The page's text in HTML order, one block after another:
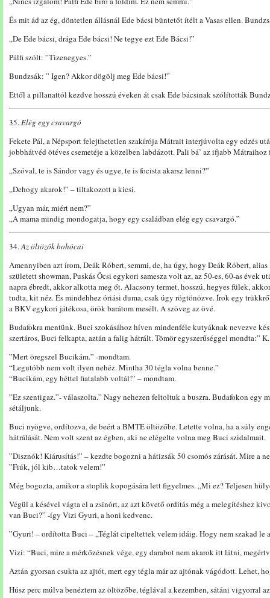
És mit ád az ég, döntetlen állásnál Ede bácsi büntetőt ítélt a Vasas ellen.
„De Ede bácsi, drága Ede bácsi! Ne tegye ezt Ede Bácsi!”
Pálfi szólt: ”Tizenegyes.”
Bundzsák: ” Igen? Akkor dögölj meg Ede bácsi!”
Ettől a pillanattól kezdve hosszú éveken át csak Ede bácsinak szólították
35.Elég egy csavargó
Fekete Pál, a Népsport felejthetetlen szakírója Mátrait interjúvolta egy edzés
jobbhátvéd ötéves csemetéje a közelben labdázott. Pali bá’ az ifjabb
„Szóval, te is Sándor vagy és ugye, te is focista akarsz lenni?”
„Dehogy akarok!” – tiltakozott a kicsi.
„Ugyan már, miért nem?”
„A mama mindig mondogatja, hogy egy családban elég egy csavargó.”
34.Az öltözők bohócai
Amennyiben azt írom, Deák Róbert, semmi, de, ha úgy, hogy Deák Róbert,
született showman, Puskás Öcsi egykori samesza volt az, az 50-es, 60-as évek
napra ébredt, akkor alkotta meg őt. Alacsony termet, hosszú, hegyes fülek,
tudta, kit néz. És mindehhez óriási duma, csak úgy rögtönözve. Írok egy
a BKV egykori játékosa, örök barátom mesélt. A szöveg az övé.
Budafokra mentünk. Buci szokásához híven mindenféle kutyáknak nevezve
szertáros, Buci felkapta, aztán a falig hátrált. Tömör egyszerűséggel mondta:”
”Mert öregszel Bucikám.” -mondtam.
“Legutóbb nem volt ilyen nehéz. Mintha 30 tégla volna benne.”
“Bucikám, egy héttel fiatalabb voltál!” – mondtam.
”Ez szentigaz.”- válaszolta.” Nagy nehezen feltoltuk a buszra. Budafokon egy
sétáljunk.
Buci nyögve, ordítozva, de beért a BMTE öltözőbe. Letette volna, ha a súly
hátrálását. Nem volt szent az égben, aki ne elégelte volna meg Buci szidalmait.
”Disznók! Kiárusítás!” – kezdte bogozni a hátizsák 50 csomós zárását. Mire a
”Fiúk, jól kib…tatok velem!”
Még bogozta, amikor a stoplik kopogására lett figyelmes. „Mi ez? Teljesen
Végül a késével vágta el a zsinórt, az azt követő ordítás még a melegítéshez
van Buci?” -így Vizi Gyuri, a honi kedvenc.
”Gyuri! – ordította Buci – „Téglát cipeltettek velem idáig. Hogy nem szakad le
Vizi: “Buci, mire a mérkőzésnek vége, egy darabot nem akarok itt látni,
Aztán gyorsan csukta az ajtót, mert egy tégla már az ajtónak vágódott. Lehet,
Húsz perc múlva benéztem az öltözőbe, téglával a kezemben, sátáni vigyorral